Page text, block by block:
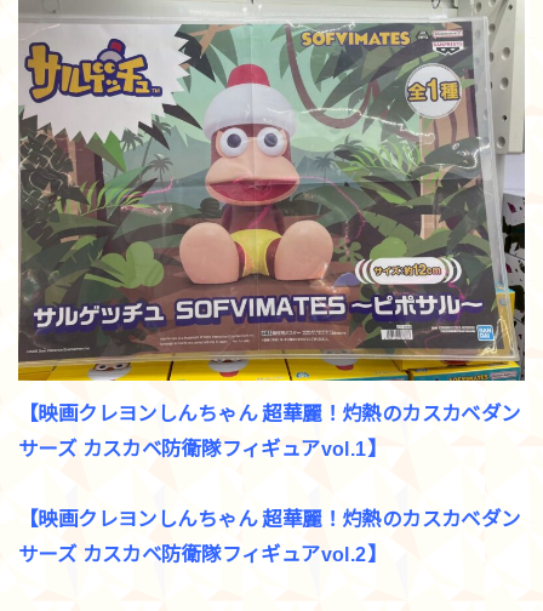
【映画クレヨンしんちゃん 超華麗！灼熱のカスカベダン
サーズ カスカベ防衛隊フィギュアvol.1】
【映画クレヨンしんちゃん 超華麗！灼熱のカスカベダン
サーズ カスカベ防衛隊フィギュアvol.2】